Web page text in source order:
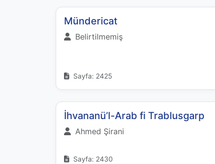
Mündericat
Belirtilmemiş
Sayfa: 2425
İhvananü’l-Arab fi Trablusgarp
Ahmed Şirani
Sayfa: 2430